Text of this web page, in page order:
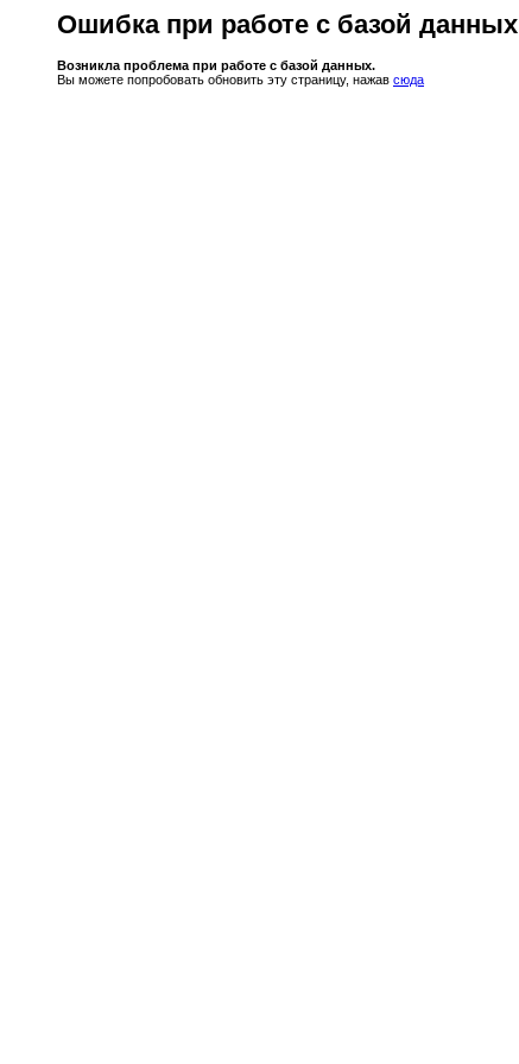
Ошибка при работе с базой данных
Возникла проблема при работе с базой данных.
Вы можете попробовать обновить эту страницу, нажав сюда